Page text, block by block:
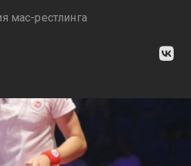
мас-рестлинга